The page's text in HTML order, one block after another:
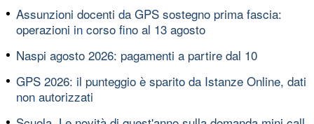
Assunzioni docenti da GPS sostegno prima fascia:
operazioni in corso fino al 13 agosto
Naspi agosto 2026: pagamenti a partire dal 10
GPS 2026: il punteggio è sparito da Istanze Online, dati
non autorizzati